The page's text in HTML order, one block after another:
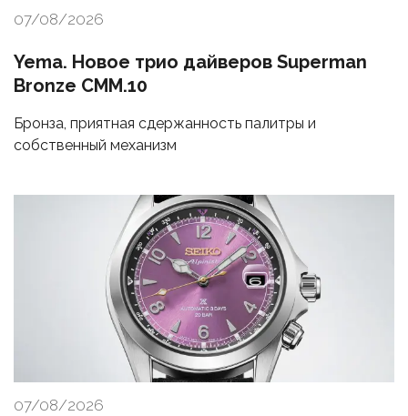
07/08/2026
Yema. Новое трио дайверов Superman
Bronze CMM.10
Бронза, приятная сдержанность палитры и
собственный механизм
07/08/2026